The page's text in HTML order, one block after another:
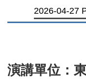
2026-04-27
演講單位：